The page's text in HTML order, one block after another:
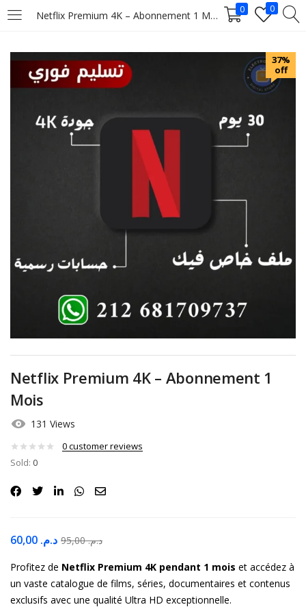
Netflix Premium 4K – Abonnement 1 Mois 0 0
LOGIN
Enter your username and password to login.
Lost password?
37%
off
Netflix Premium 4K – Abonnement 1
Mois
131 Views
0customer reviews
Sold: 0
د.م. د.م.95,00
Profitez de Netflix Premium 4K pendant 1 mois et accédez à
un vaste catalogue de films, séries, documentaires et contenus
exclusifs avec une qualité Ultra HD exceptionnelle.